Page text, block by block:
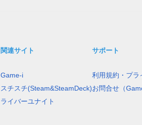
関連サイト
Game-i
スチスチ(Steam&SteamDeck)
ライバーユナイト
サポート
利用規約・プラ
お問合せ（